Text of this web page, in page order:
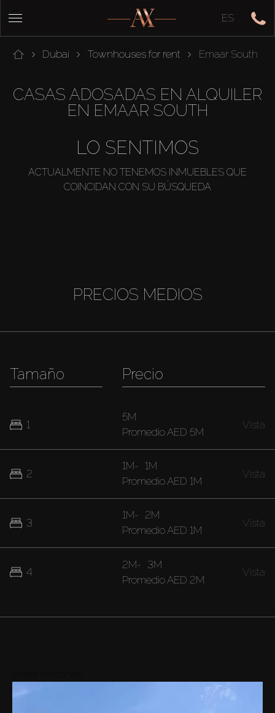
ES
Dubai Townhouses for rent Emaar South
CASAS ADOSADAS EN ALQUILER
EN EMAAR SOUTH
LO SENTIMOS
ACTUALMENTE NO TENEMOS INMUEBLES QUE
COINCIDAN CON SU BÚSQUEDA
PRECIOS MEDIOS
Tamaño
1
2
3
4
Precio
5M
PromedioAED 5M
Vista
1M- 1M
PromedioAED 1M
Vista
1M- 2M
PromedioAED 1M
Vista
2M- 3M
Promedio AED 2M
Vista